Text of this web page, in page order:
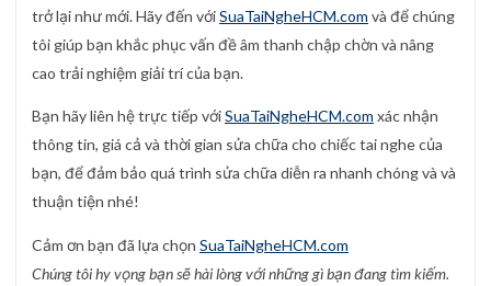
trở lại như mới. Hãy đến vớiSuaTaiNgheHCM.com và để chúng
tôi giúp bạn khắc phục vấn đề âm thanh chập chờn và nâng
cao trải nghiệm giải trí của bạn.
Bạn hãy liên hệ trực tiếp vớiSuaTaiNgheHCM.com xác nhận
thông tin, giá cả và thời gian sửa chữa cho chiếc tai nghe của
bạn, để đảm bảo quá trình sửa chữa diễn ra nhanh chóng và và
thuận tiện nhé!
Cảm ơn bạn đã lựa chọn SuaTaiNgheHCM.com
Chúng tôi hy vọng bạn sẽ hài lòng với những gì bạn đang tìm kiếm.